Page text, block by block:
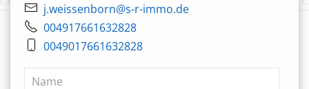
j.weissenborn@s-r-immo.de
004917661632828
0049017661632828